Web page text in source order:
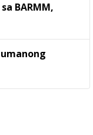
BARMM,